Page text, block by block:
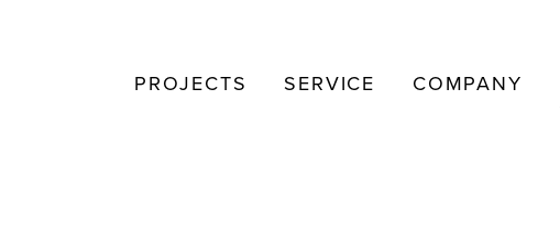
PROJECTS SERVICE COMPANY